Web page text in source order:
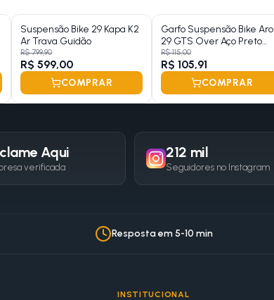
Suspensão Bike 29 Kapa K2
Ar Trava Guidão
R$ 799,90
R$ 599,00
COMPRAR
Garfo Suspensão Bike Aro
29 GTS Over Aço Preto
Fosco
R$ 115,00
R$ 105,91
COMPRAR
Aqui
verificada
212 mil
Seguidores no Instagram
Resposta em 5-10 min
INSTITUCIONAL